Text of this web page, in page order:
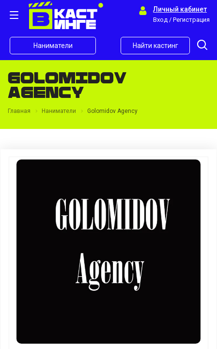
Личный кабинет
Вход / Регистрация
Наниматели Найти кастинг
Golomidov
Agency
Главная Наниматели Golomidov Agency